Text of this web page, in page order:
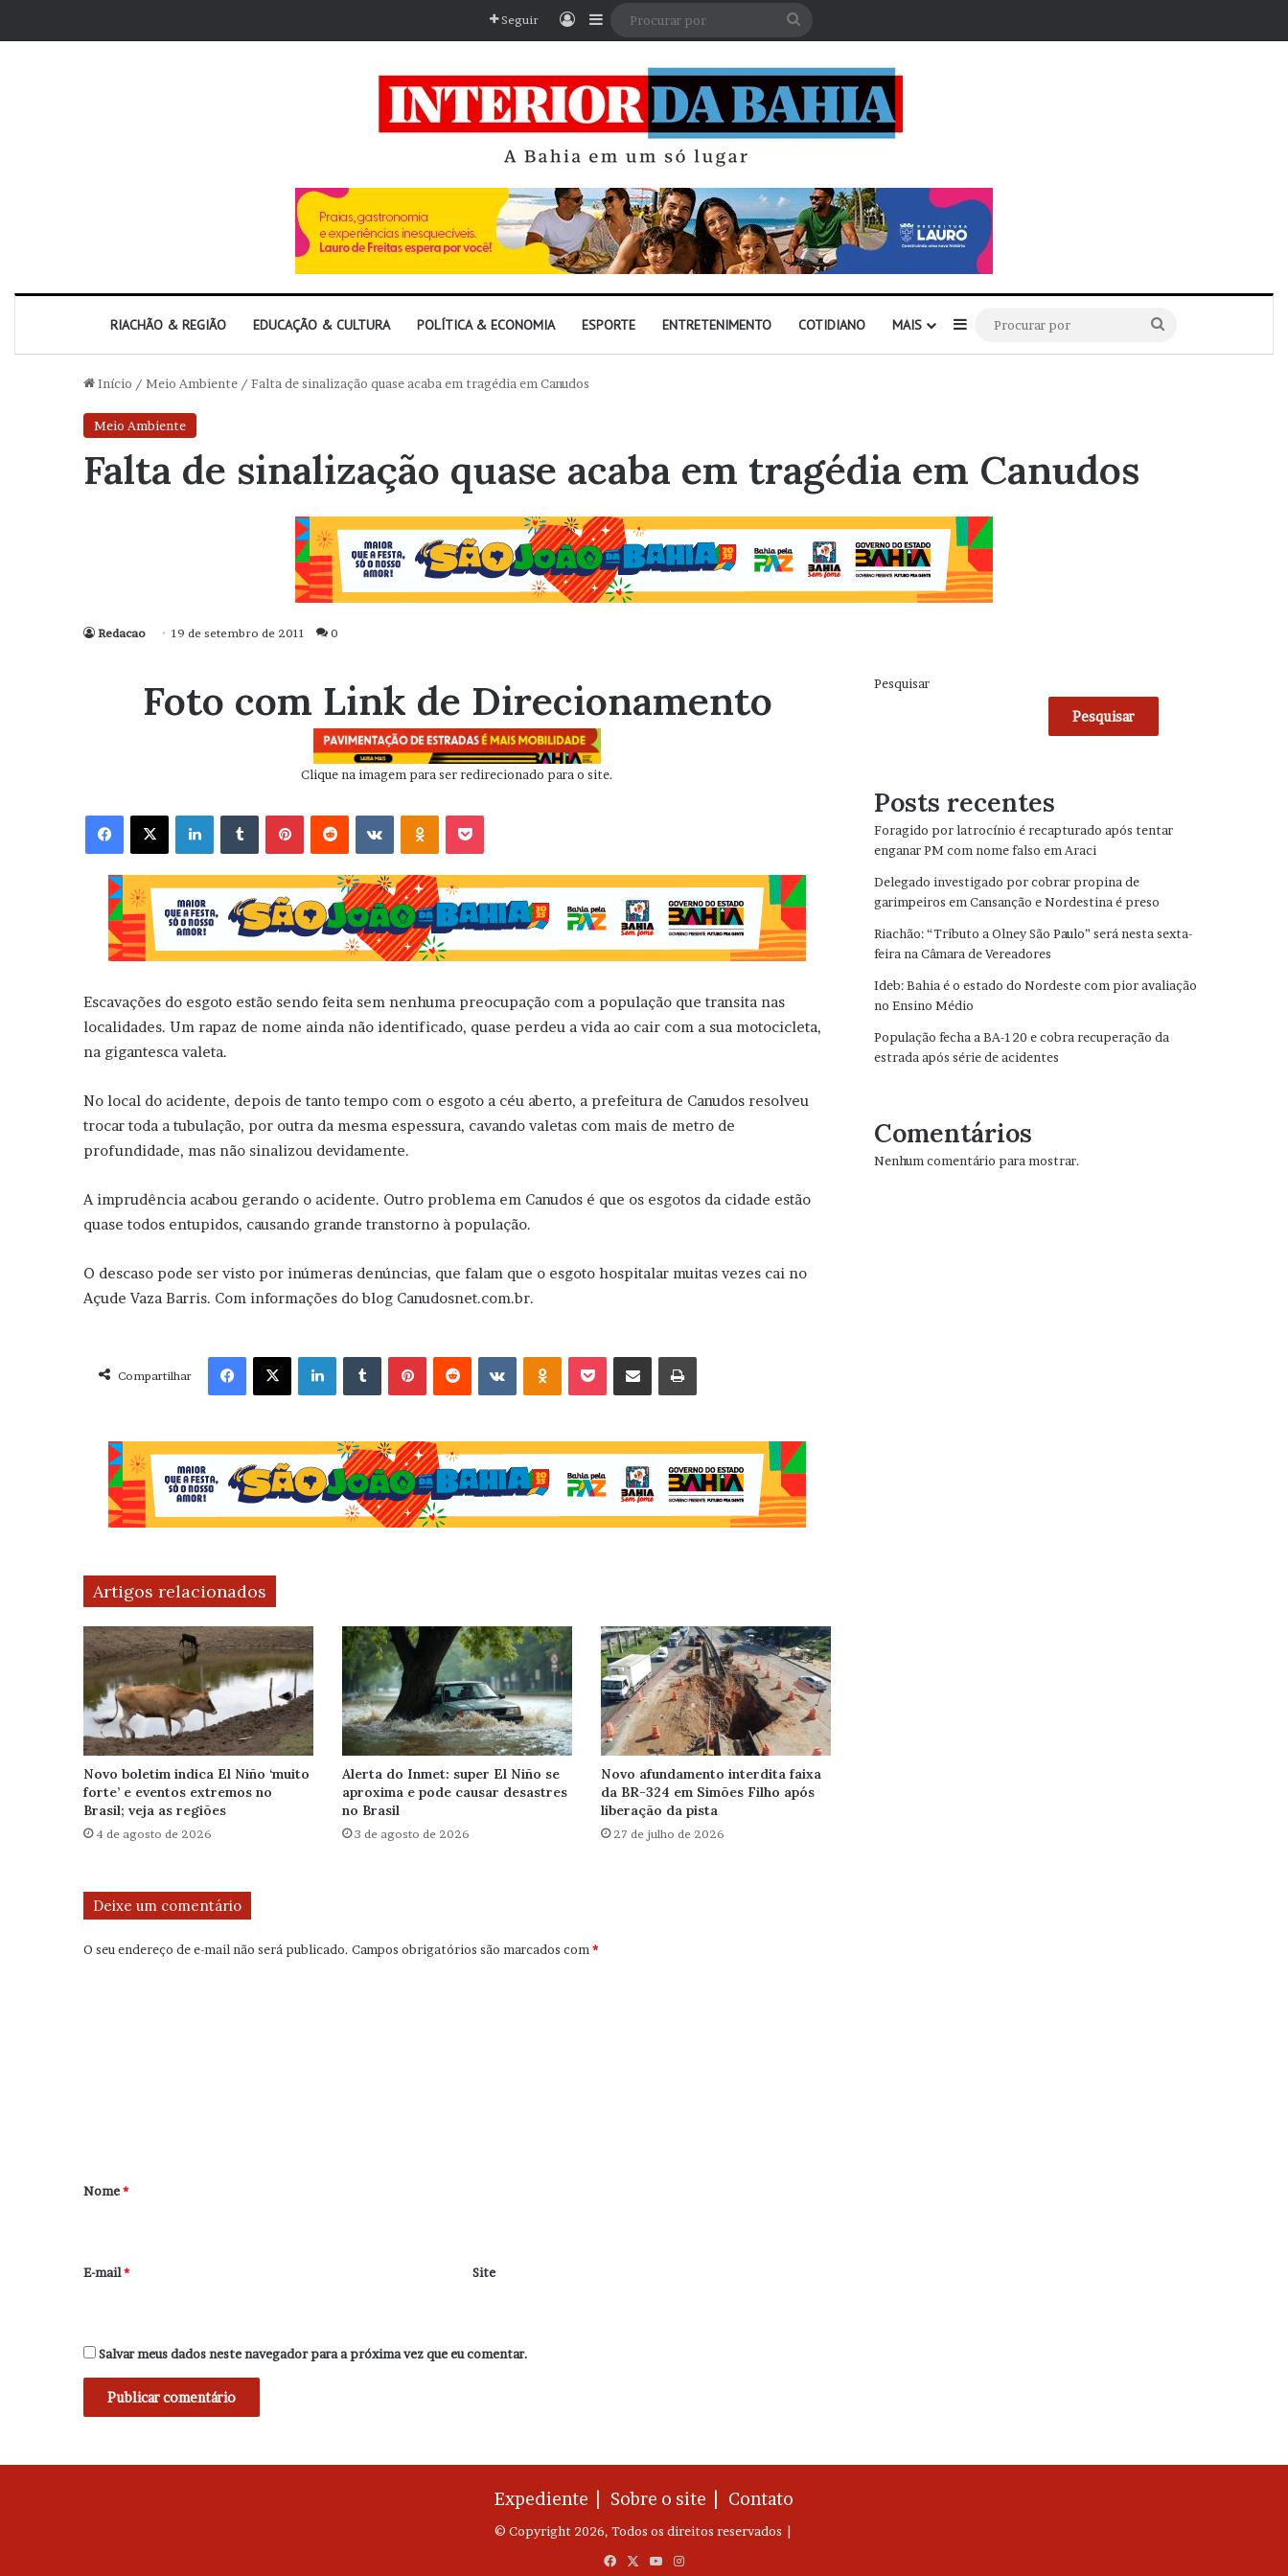
Seguir EntrarBarra Lateral
RIACHÃO & REGIÃO EDUCAÇÃO & CULTURA POLÍTICA & ECONOMIA ESPORTE ENTRETENIMENTO COTIDIANO MAIS Barra Lateral
por
Início / Meio Ambiente / Falta de sinalização quase acaba em tragédia em Canudos
Meio Ambiente
Falta de sinalização quase acaba em tragédia em Canudos
Redacao 19 de setembro de 2011 0
Foto com Link de Direcionamento
Clique na imagem para ser redirecionado para o site.
Facebook X Linkedin VK OK
Escavações do esgoto estão sendo feita sem nenhuma preocupação com a população que transita nas
localidades. Um rapaz de nome ainda não identificado, quase perdeu a vida ao cair com a sua motocicleta,
na gigantesca valeta.
No local do acidente, depois de tanto tempo com o esgoto a céu aberto, a prefeitura de Canudos resolveu
trocar toda a tubulação, por outra da mesma espessura, cavando valetas com mais de metro de
profundidade, mas não sinalizou devidamente.
A imprudência acabou gerando o acidente. Outro problema em Canudos é que os esgotos da cidade estão
quase todos entupidos, causando grande transtorno à população.
O descaso pode ser visto por inúmeras denúncias, que falam que o esgoto hospitalar muitas vezes cai no
Açude Vaza Barris. Com informações do blog Canudosnet.com.br.
Compartilhar
Facebook X Linkedin VK OK
Artigos relacionados
Novo boletim indica El Niño ‘muito
forte’ e eventos extremos no
Brasil; veja as regiões
4 de agosto de 2026
Alerta do Inmet: super El Niño se
aproxima e pode causar desastres
no Brasil
3 de agosto de 2026
Novo afundamento interdita faixa
da BR-324 em Simões Filho após
liberação da pista
27 de julho de 2026
Deixe um comentário
O seu endereço de e-mail não será publicado. Campos obrigatórios são marcados com*
r
*
Nome*
E-mail* Site
Salvar meus dados neste navegador para a próxima vez que eu comentar.
Pesquisar
Pesquisar
Posts recentes
Foragido por latrocínio é recapturado após tentar
enganar PM com nome falso em Araci
Delegado investigado por cobrar propina de
garimpeiros em Cansanção e Nordestina é preso
Riachão: “Tributo a Olney São Paulo” será nesta sexta-
feira na Câmara de Vereadores
Ideb: Bahia é o estado do Nordeste com pior avaliação
no Ensino Médio
População fecha a BA-120 e cobra recuperação da
estrada após série de acidentes
Comentários
Nenhum comentário para mostrar.
Expediente | Sobre o site | Contato
© Copyright 2026, Todos os direitos reservados |
FacebookYouTubeInstagram